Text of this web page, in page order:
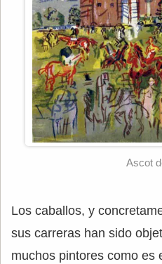
Ascot
Los caballos, y
sus carreras han sido
muchos pintores como es